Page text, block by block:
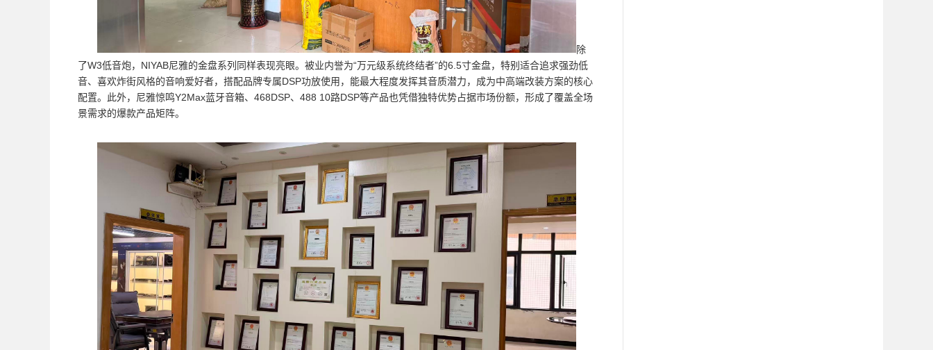
除
了W3低音炮，NIYAB尼雅的金盘系列同样表现亮眼。被业内誉为“万元级系统终结者”的6.5寸金盘，特别适合追求强劲低
音、喜欢炸街风格的音响爱好者，搭配品牌专属DSP功放使用，能最大程度发挥其音质潜力，成为中高端改装方案的核心
配置。此外，尼雅惊鸣Y2Max蓝牙音箱、468DSP、488 10路DSP等产品也凭借独特优势占据市场份额，形成了覆盖全场
景需求的爆款产品矩阵。